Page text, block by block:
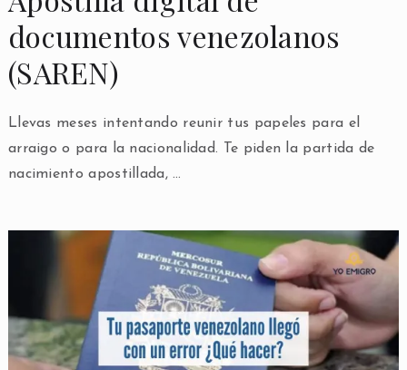
documentos venezolanos
(SAREN)
Llevas meses intentando reunir tus papeles para el
arraigo o para la nacionalidad. Te piden la partida de
nacimiento apostillada, …